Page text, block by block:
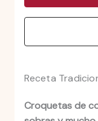
Receta
Croquetas de